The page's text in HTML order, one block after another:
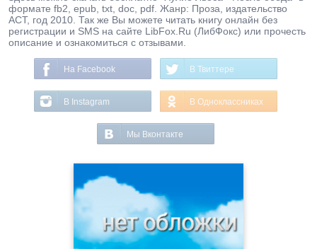
формате fb2, epub, txt, doc, pdf. Жанр: Проза, издательство
АСТ, год 2010. Так же Вы можете читать книгу онлайн без
регистрации и SMS на сайте LibFox.Ru (ЛибФокс) или прочесть
описание и ознакомиться с отзывами.
На Facebook В Твиттере
В Instagram В Одноклассниках
Мы Вконтакте